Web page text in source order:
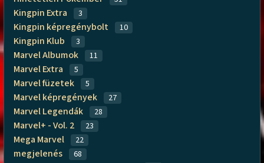
Kingpin Extra 3
Kingpin képregénybolt 10
Kingpin Klub 3
Marvel Albumok 11
Marvel Extra 5
Marvel füzetek 5
Marvel képregények 27
Marvel Legendák 28
Marvel+ - Vol. 2 23
Mega Marvel 22
megjelenés 68